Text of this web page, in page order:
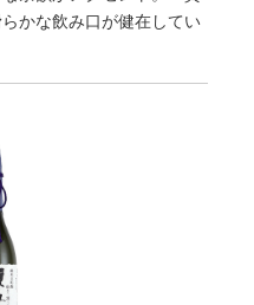
かな飲み口が健在してい